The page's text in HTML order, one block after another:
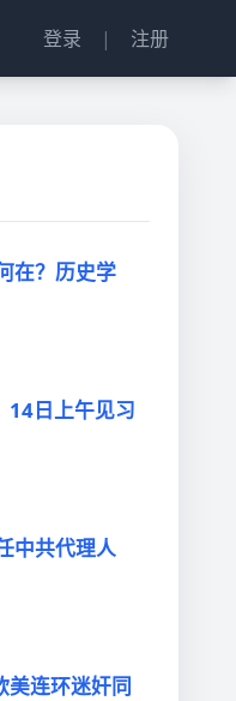
登录 | 注册
在？历史学
14日上午见习
中共代理人
美连环迷奸同